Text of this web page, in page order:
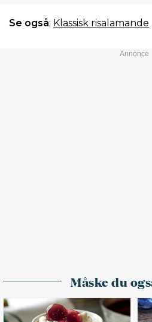
Se også: Klassisk risalamande
Måske du